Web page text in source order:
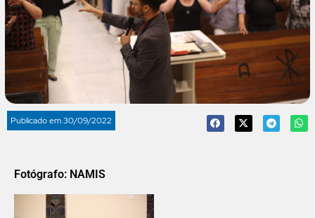
Publicado em30/09/2022
Fotógrafo: NAMIS